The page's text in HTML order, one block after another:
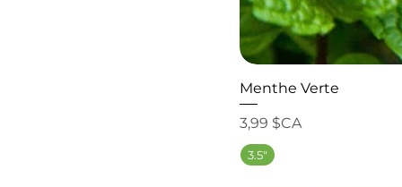
Menthe Verte
Prix
3,99 $CA
3.5"